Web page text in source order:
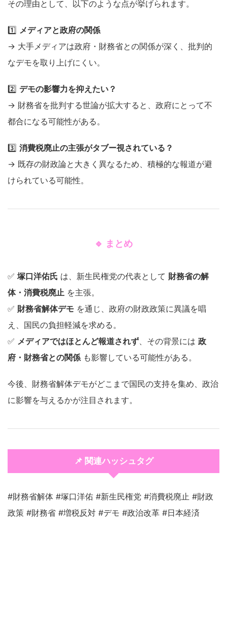
その理由として、以下のような点が挙げられます。
1️⃣ メディアと政府の関係
→ 大手メディアは政府・財務省との関係が深く、批判的
なデモを取り上げにくい。
2️⃣ デモの影響力を抑えたい？
→ 財務省を批判する世論が拡大すると、政府にとって不
都合になる可能性がある。
3️⃣ 消費税廃止の主張がタブー視されている？
→ 既存の財政論と大きく異なるため、積極的な報道が避
けられている可能性。
🔹 まとめ
✅ 塚口洋佑氏 は、新生民権党の代表として 財務省の解
体・消費税廃止 を主張。
✅ 財務省解体デモ を通じ、政府の財政政策に異議を唱
え、国民の負担軽減を求める。
✅ メディアではほとんど報道されず、その背景には 政
府・財務省との関係も影響している可能性がある。
今後、財務省解体デモがどこまで国民の支持を集め、政治
に影響を与えるかが注目されます。
📌 関連ハッシュタグ
#財務省解体 #塚口洋佑 #新生民権党 #消費税廃止 #財政
政策 #財務省 #増税反対 #デモ #政治改革 #日本経済